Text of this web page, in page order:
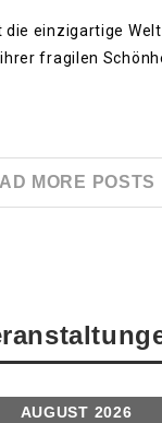
die einzigartige
fragilen
MORE POSTS
AUGUST 2026